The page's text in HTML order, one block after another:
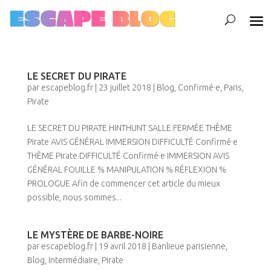
LE SECRET DU PIRATE
par escapeblog.fr| 23 juillet 2018 Blog Confirmé·e Paris
Pirate
LE SECRET DU PIRATE HINTHUNT SALLE FERMÉE THÈME
Pirate AVIS GÉNÉRAL IMMERSION DIFFICULTÉ Confirmé·e
THÈME Pirate DIFFICULTÉ Confirmé·e IMMERSION AVIS
GÉNÉRAL FOUILLE % MANIPULATION % RÉFLEXION %
PROLOGUE Afin de commencer cet article du mieux
possible, nous sommes...
LE MYSTÈRE DE BARBE-NOIRE
par escapeblog.fr| 19 avril 2018 Banlieue parisienne
Blog Intermédiaire Pirate